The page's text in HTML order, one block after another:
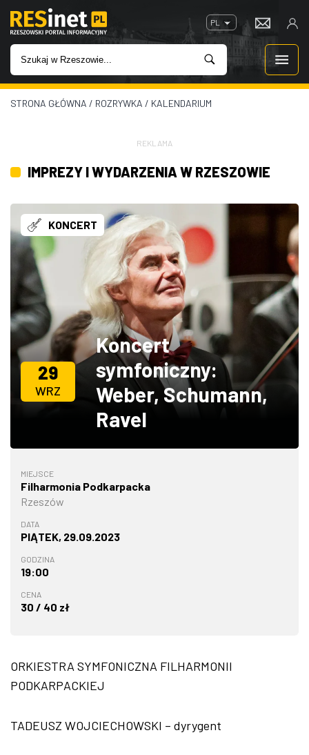
PL
WIADOMOŚCI
IMPREZY
ROZRYWKA
W KINACH
GASTRONOMIA
ZDJĘCIA
W RZESZOWIE
STRONA GŁÓWNA / ROZRYWKA / KALENDARIUM
REKLAMA
IMPREZY I WYDARZENIA W RZESZOWIE
KONCERT
29
WRZ
Koncert
symfoniczny:
Weber, Schumann,
Ravel
MIEJSCE
Filharmonia Podkarpacka
Rzeszów
DATA
PIĄTEK, 29.09.2023
GODZINA
19:00
CENA
30 / 40 zł
ORKIESTRA SYMFONICZNA FILHARMONII
PODKARPACKIEJ
TADEUSZ WOJCIECHOWSKI – dyrygent